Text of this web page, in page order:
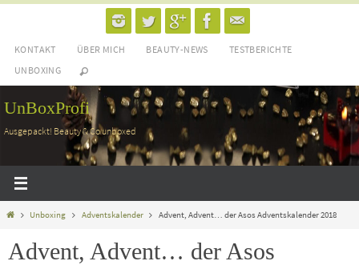
springen
KONTAKT ÜBER MICH BEAUTY-NEWS
TESTBERICHTE
UNBOXING
UnBoxProfi
Ausgepackt! Beauty & Co unboxed
HomeUnboxing Adventskalender Advent, Advent… der Asos Adventskalender 2018
Advent, Advent… der Asos